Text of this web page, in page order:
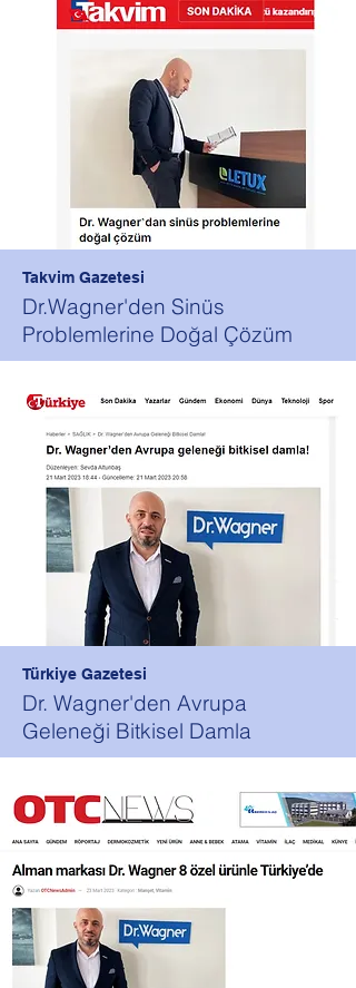
Takvim Gazetesi
Dr.Wagner'den Sinüs
Problemlerine Doğal Çözüm
Türkiye Gazetesi
Dr. Wagner'den Avrupa
Geleneği Bitkisel Damla